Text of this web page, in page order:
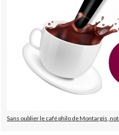
Sans oublier le café philo de Montargis,